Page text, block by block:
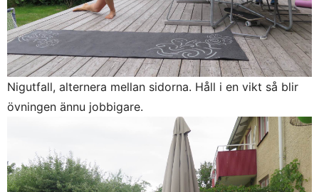
Nigutfall, alternera mellan sidorna. Håll i en vikt så blir
övningen ännu jobbigare.